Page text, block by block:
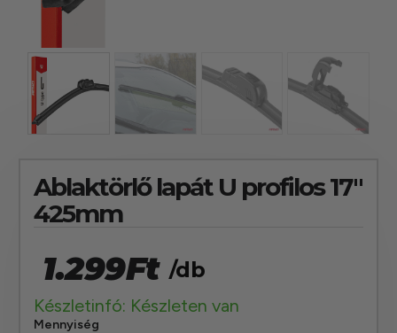
Ablaktörlő lapát U profilos 17″
425mm
1.299Ft /db
Készletinfó: Készleten van
Mennyiség